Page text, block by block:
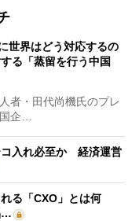
世界はどう対応するの
る「蒸留を行う中国
者・田代尚機氏のプレ
企…
コ入れ必至か 経済運営
る「CXO」とは何
…